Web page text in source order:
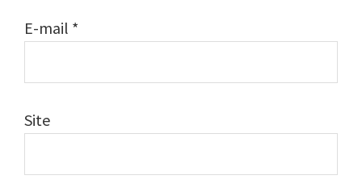
E-mail *
Site